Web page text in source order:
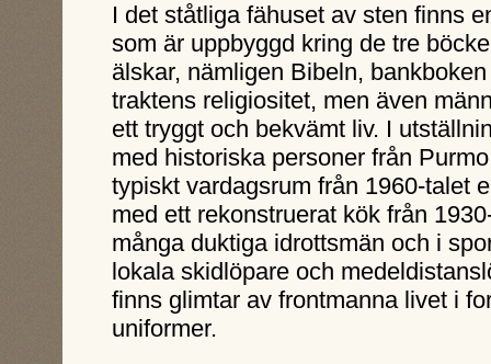
I det ståtliga fähuset av sten finns
som är uppbyggd kring de tre
älskar, nämligen Bibeln,
traktens religiositet, men även
ett tryggt och bekvämt liv. I
med historiska personer från
typiskt vardagsrum från 1960-talet
med ett rekonstruerat kök från
många duktiga idrottsmän och i
lokala skidlöpare och
finns glimtar av frontmanna livet i
uniformer.